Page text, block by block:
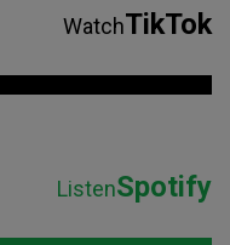
WatchTikTok
ListenSpotify